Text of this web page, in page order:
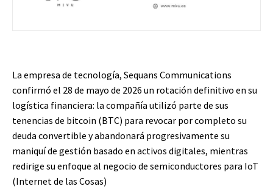
La empresa de tecnología, Sequans Communications
confirmó el 28 de mayo de 2026 un rotación definitivo en su
logística financiera: la compañía utilizó parte de sus
tenencias de bitcoin (BTC) para revocar por completo su
deuda convertible y abandonará progresivamente su
maniquí de gestión basado en activos digitales, mientras
redirige su enfoque al negocio de semiconductores para IoT
(Internet de las Cosas)